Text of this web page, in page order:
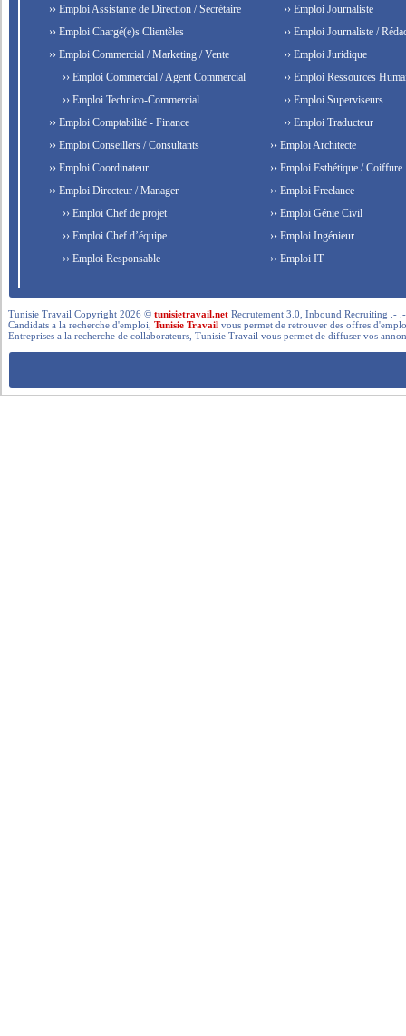
›› Emploi Assistante de Direction / Secrétaire
›› Emploi Chargé(e)s Clientèles
›› Emploi Commercial / Marketing / Vente
›› Emploi Commercial / Agent Commercial
›› Emploi Technico-Commercial
›› Emploi Comptabilité - Finance
›› Emploi Conseillers / Consultants
›› Emploi Coordinateur
›› Emploi Directeur / Manager
›› Emploi Chef de projet
›› Emploi Chef d’équipe
›› Emploi Responsable
›› Emploi Journaliste
›› Emploi Journaliste /
›› Emploi Juridique
›› Emploi Ressources
›› Emploi Superviseurs
›› Emploi Traducteur
›› Emploi Architecte
›› Emploi Esthétique / Coiffure
›› Emploi Freelance
›› Emploi Génie Civil
›› Emploi Ingénieur
›› Emploi IT
Tunisie Travail Copyright 2026 ©tunisietravail.net Recrutement 3.0, Inbound Recruiting .-
Candidats a la recherche d'emploi,Tunisie Travail vous permet de retrouver des offres
Entreprises a la recherche de collaborateurs, Tunisie Travail vous permet de diffuser vos